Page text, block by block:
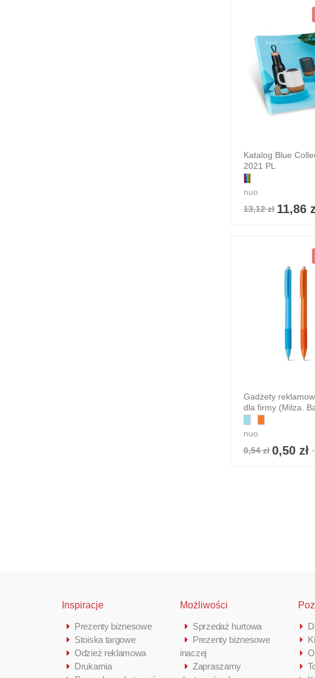
Katalog Blue
2021 PL
nuo
13,12 zł 11,86
Gadżety
dla firmy (Milza.
nuo
0,54 zł 0,50 zł-
Inspiracje
Prezenty biznesowe
Stoiska targowe
Odzież reklamowa
Drukarnia
Możliwości
Sprzedaż hurtowa
Prezenty biznesowe
inaczej
Zapraszamy